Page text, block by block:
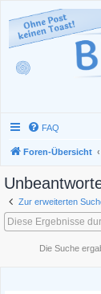
FAQ
Foren-Übersicht
Zur erweiterten
Die Suche